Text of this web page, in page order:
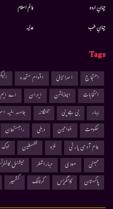
جہانِ اردو
جہانِ طب
عالم اسلام
عدلیہ
Tags
احتجاج اسرائیل اقوام متحدہ
انتخابات
اپوزیشن ایران اے
بہار
بی جے پی تلنگانہ جامعہ ملیہ
حکومت
خواتین دہلی راجستھان
عام آدمی پارٹی
غزہ فلسطین
ممبئی
مودی مہاراشٹر نیشنل
پاکستان
کانگریس کرناٹک کشمیر